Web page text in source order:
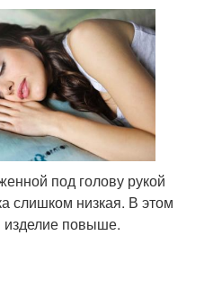
под голову рукой
слишком низкая. В этом
изделие повыше.